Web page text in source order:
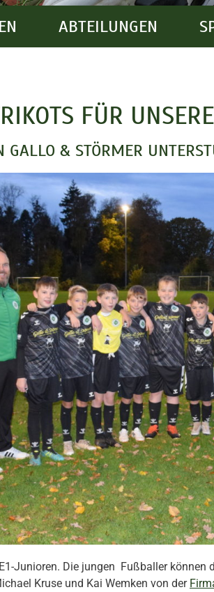
ABTEILUNGEN
FÜR
& STÖRMER
Junioren. Die jungen Fußballer
Kruse und Kai Wemken von der